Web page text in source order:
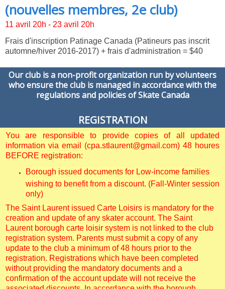
(nouvelles membres, 2e club)
11 avril 20h - 23 avril 20h
Frais d'inscription Patinage Canada (Patineurs pas inscrit
automne/hiver 2016-2017) + frais d'administration = $40
Our club is a non-profit organization run by volunteers
who ensure the club is managed in accordance with the
regulations and policies of Skate Canada
REGISTRATION
You are responsible to provide copies of all updated
information via email (cpa.stlaurent@gmail.com) 48 houres
BEFORE registration:
Borough issued documents for Low-income families
wishing to benefit from a discount. (Fall-Winter session
only)
The Saint Laurent issued Carte Loisirs is mandatory for the
creation and update of any skater account. The Saint
Laurent borough carte loisir system is not linked to the club
registration system. Parents must submit a copy of any
update to the club a minimum of 48 hours prior to the
registration. Registrations which have been completed
without providing the mandatory documents and a
confirmation of the account update will not receive the